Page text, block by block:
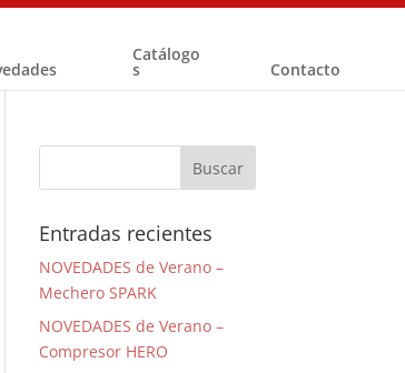
Catálogo
s Contacto
Entradas recientes
NOVEDADES de Verano –
Mechero SPARK
NOVEDADES de Verano –
Compresor HERO